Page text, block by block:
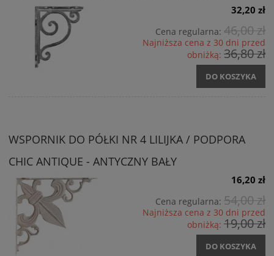
32,20 zł
Cena regularna: 46,00 zł
Najniższa cena z 30 dni przed
obniżką: 36,80 zł
DO KOSZYKA
WSPORNIK DO PÓŁKI NR 4 LILIJKA / PODPORA
CHIC ANTIQUE - ANTYCZNY BAŁY
16,20 zł
Cena regularna: 54,00 zł
Najniższa cena z 30 dni przed
obniżką: 19,00 zł
DO KOSZYKA